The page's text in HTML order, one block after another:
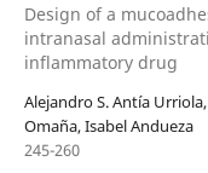
Design of a
intranasal
inflammatory drug
Alejandro S. Antía
Omaña, Isabel Andueza
245-260